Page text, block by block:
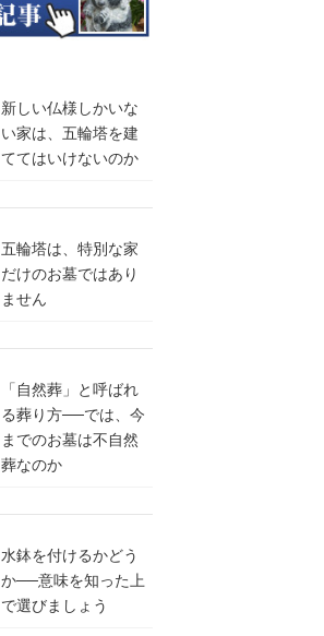
新しい仏様しかいな
い家は、五輪塔を建
ててはいけないのか
五輪塔は、特別な家
だけのお墓ではあり
ません
「自然葬」と呼ばれ
る葬り方──では、今
までのお墓は不自然
葬なのか
水鉢を付けるかどう
か──意味を知った上
で選びましょう